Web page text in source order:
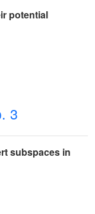
potential
3
subspaces in